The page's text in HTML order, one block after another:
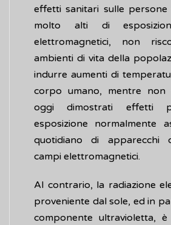
effetti sanitari sulle
molto alti di
elettromagnetici, non
ambienti di vita della
indurre aumenti di
corpo umano, mentre
oggi dimostrati effetti
esposizione normalmente
quotidiano di apparecchi
campi elettromagnetici.
Al contrario, la radiazione
proveniente dal sole, ed in
componente ultravioletta,